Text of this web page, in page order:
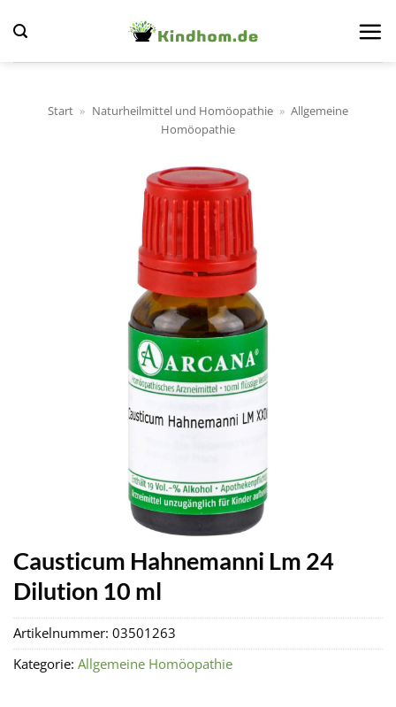
Inhalt
springen
Start » Naturheilmittel und Homöopathie » Allgemeine
Homöopathie
Causticum Hahnemanni Lm 24
Dilution 10 ml
Artikelnummer: 03501263
Kategorie: Allgemeine Homöopathie